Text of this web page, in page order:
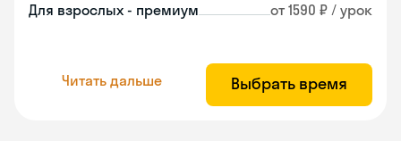
Для взрослых - премиум от 1590 ₽ / урок
Читать дальше Выбрать время